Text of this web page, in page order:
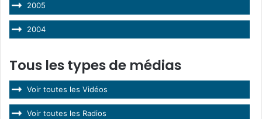
2005
2004
Tous les types de médias
Voir toutes les Vidéos
Voir toutes les Radios